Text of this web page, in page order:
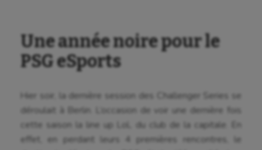
Une année noire pour le
PSG eSports
Hier soir, la dernière session des Challenger Series se
déroulait à Berlin. L’occasion de voir une dernière fois
cette saison la line up LoL du club de la capitale. En
effet, en perdant leurs 4 premières rencontres, le